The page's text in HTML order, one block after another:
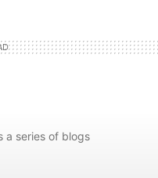
a series of blogs